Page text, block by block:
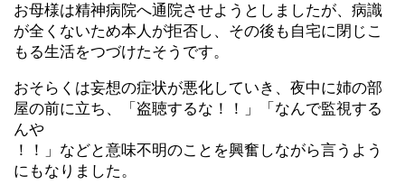
お母様は精神病院へ通院させようとしましたが、病識
が全くないため本人が拒否し、その後も自宅に閉じこ
もる生活をつづけたそうです。
おそらくは妄想の症状が悪化していき、夜中に姉の部
屋の前に立ち、「盗聴するな！！」「なんで監視する
んや
！！」などと意味不明のことを興奮しながら言うよう
にもなりました。